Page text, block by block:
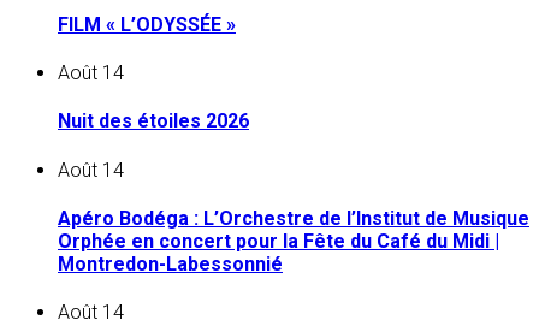
FILM « L’ODYSSÉE »
Août 14
Nuit des étoiles 2026
Août 14
Apéro Bodéga : L’Orchestre de l’Institut de Musique
Orphée en concert pour la Fête du Café du Midi |
Montredon-Labessonnié
Août 14